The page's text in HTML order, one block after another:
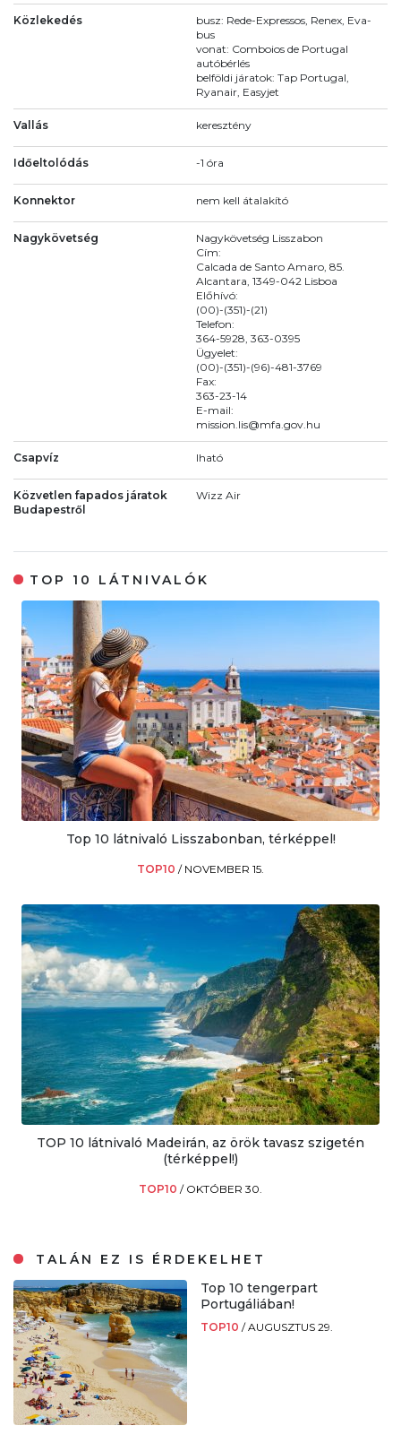
Közlekedés
busz: Rede-Expressos, Renex, Eva-
bus
vonat: Comboios de Portugal
autóbérlés
belföldi járatok: Tap Portugal,
Ryanair, Easyjet
Vallás keresztény
Időeltolódás -1 óra
Konnektor nem kell átalakító
Nagykövetség
Nagykövetség Lisszabon
Cím:
Calcada de Santo Amaro, 85.
Alcantara, 1349-042 Lisboa
Előhívó:
(00)-(351)-(21)
Telefon:
364-5928, 363-0395
Ügyelet:
(00)-(351)-(96)-481-3769
Fax:
363-23-14
E-mail:
mission.lis@mfa.gov.hu
Csapvíz Iható
Közvetlen fapados járatok
Budapestről
Wizz Air
TOP 10 LÁTNIVALÓK
Top 10 látnivaló Lisszabonban, térképpel!
TOP10 / NOVEMBER 15.
TOP 10 látnivaló Madeirán, az örök tavasz szigetén
(térképpel!)
TOP10 / OKTÓBER 30.
TALÁN EZ IS ÉRDEKELHET
Top 10 tengerpart
Portugáliában!
TOP10 /AUGUSZTUS 29.